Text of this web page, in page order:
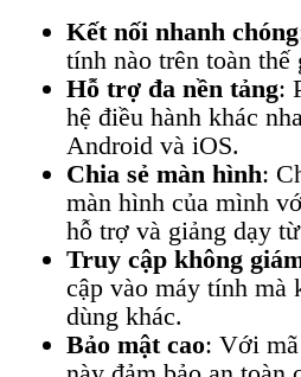
Kết nối nhanh chóng
tính nào trên toàn
Hỗ trợ đa nền tảng:
hệ điều hành khác
Android và iOS.
Chia sẻ màn hình:
màn hình của mình
hỗ trợ và giảng dạy
Truy cập không
cập vào máy tính mà
dùng khác.
Bảo mật cao: Với